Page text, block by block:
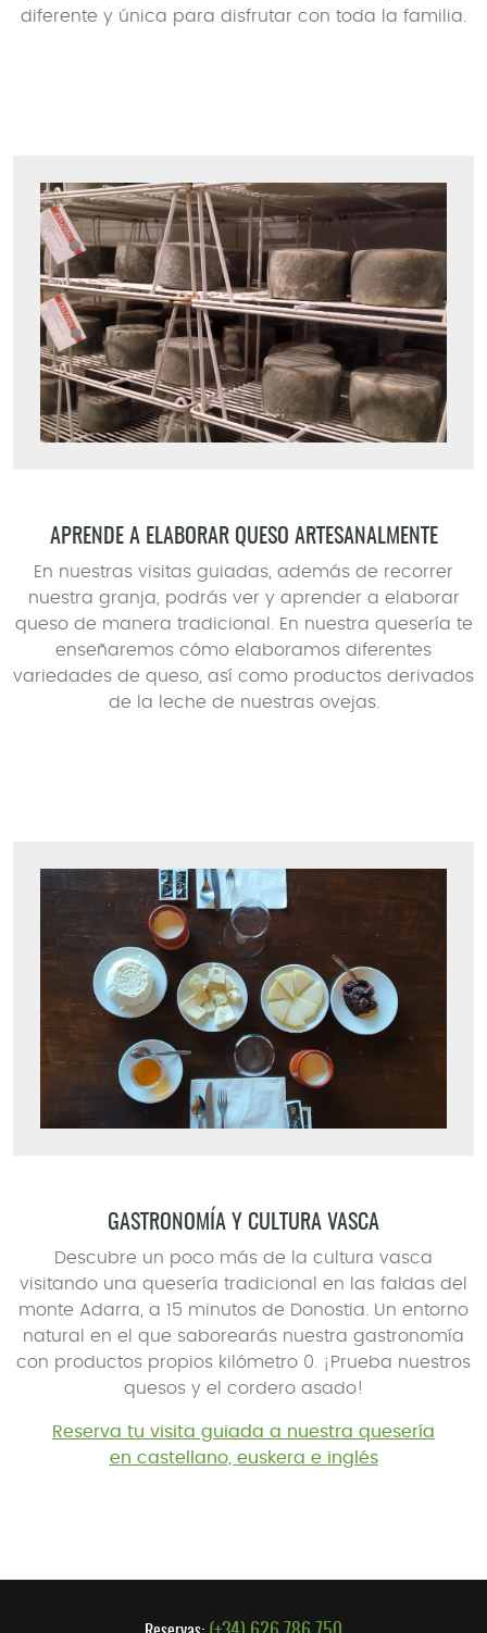
diferente y única para disfrutar con toda la familia.
APRENDE A ELABORAR QUESO ARTESANALMENTE
En nuestras visitas guiadas, además de recorrer
nuestra granja, podrás ver y aprender a elaborar
queso de manera tradicional. En nuestra quesería te
enseñaremos cómo elaboramos diferentes
variedades de queso, así como productos derivados
de la leche de nuestras ovejas.
GASTRONOMÍA Y CULTURA VASCA
Descubre un poco más de la cultura vasca
visitando una quesería tradicional en las faldas del
monte Adarra, a 15 minutos de Donostia. Un entorno
natural en el que saborearás nuestra gastronomía
con productos propios kilómetro 0. ¡Prueba nuestros
quesos y el cordero asado!
Reserva tu visita guiada a nuestra quesería
en castellano, euskera e inglés